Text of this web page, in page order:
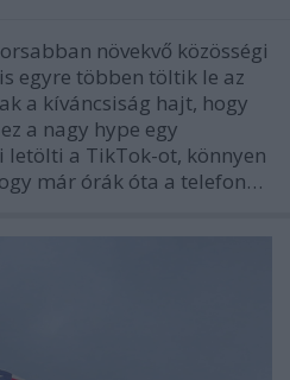
növekvő közösségi
egyre többen töltik le az
a kíváncsiság hajt, hogy
a nagy hype egy
a TikTok-ot, könnyen
már órák óta a telefon…